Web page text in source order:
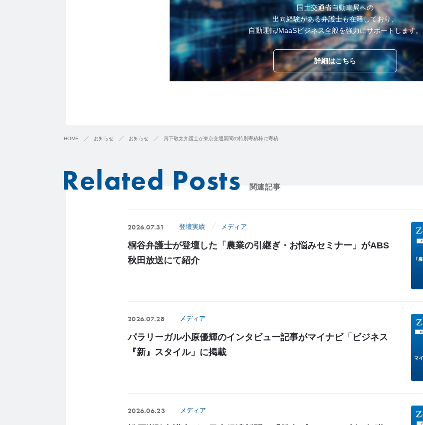
国土交通省自動車局への
出向経験がある弁護士も在籍しており、
自動運転/MaaSビジネス全般を強力にサポートします。
詳細はこちら
HOME お知らせ お知らせ 真下敬太弁護士が東京交通新聞の特別寄稿枠に寄稿
Related Posts 関連記事
2026.07.31 登壇実績 メディア
桐谷弁護士が登壇した「農業の引継ぎ・お悩みセミナー」がABS
秋田放送にて紹介
2026.07.28 メディア
パラリーガル小原優輝のインタビュー記事がマイナビ「ビジネス
『新』スタイル」に掲載
2026.06.23 メディア